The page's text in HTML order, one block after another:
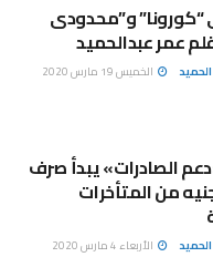
“كورونا” و”محدودى
عمر عبدالحميد
الخميس 19 مارس 2020
الصادرات» يبدأ صرف
جنيه من المتأخرات
الأربعاء 4 مارس 2020